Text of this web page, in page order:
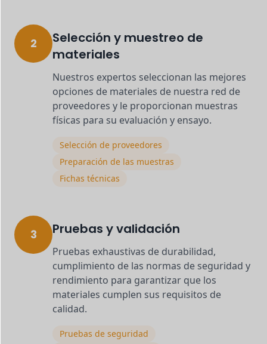
2
Selección y muestreo de
materiales
Nuestros expertos seleccionan las mejores
opciones de materiales de nuestra red de
proveedores y le proporcionan muestras
físicas para su evaluación y ensayo.
Selección de proveedores
Preparación de las muestras
Fichas técnicas
3 Pruebas y validación
Pruebas exhaustivas de durabilidad,
cumplimiento de las normas de seguridad y
rendimiento para garantizar que los
materiales cumplen sus requisitos de
calidad.
Pruebas de seguridad